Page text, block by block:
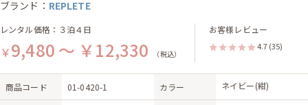
ブランド： REPLETE
レンタル価格：３泊４日
￥9,480 ～ ￥12,330 （税込）
お客様レビュー
4.7(35)
商品コード 01-0420-1 カラー ネイビー(紺)